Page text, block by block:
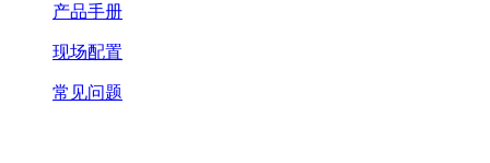
产品手册
现场配置
常见问题